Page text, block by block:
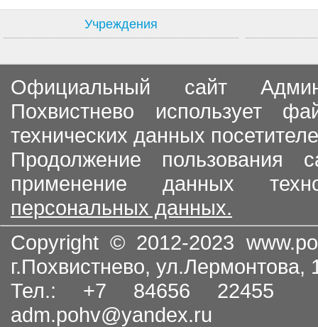
Учреждения
Официальный сайт
Похвистнево использует
технических данных
Продолжение пользования
применение данных
персональных данных.
Copyright © 2012-2023
г.Похвистнево, ул.Лермонтова,
Тел.: +7 84656
adm.pohv@yandex.ru